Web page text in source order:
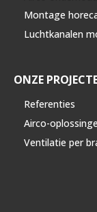
Montage
Luchtkanalen
ONZE
Referenties
Airco-
Ventilatie per